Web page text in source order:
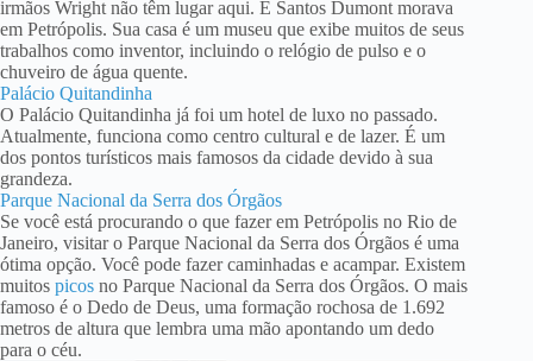
irmãos Wright não têm lugar aqui. E Santos Dumont morava
em Petrópolis. Sua casa é um museu que exibe muitos de seus
trabalhos como inventor, incluindo o relógio de pulso e o
chuveiro de água quente.
Palácio Quitandinha
O Palácio Quitandinha já foi um hotel de luxo no passado.
Atualmente, funciona como centro cultural e de lazer. É um
dos pontos turísticos mais famosos da cidade devido à sua
grandeza.
Parque Nacional da Serra dos Órgãos
Se você está procurando o que fazer em Petrópolis no Rio de
Janeiro, visitar o Parque Nacional da Serra dos Órgãos é uma
ótima opção. Você pode fazer caminhadas e acampar. Existem
muitos picos no Parque Nacional da Serra dos Órgãos. O mais
famoso é o Dedo de Deus, uma formação rochosa de 1.692
metros de altura que lembra uma mão apontando um dedo
para o céu.